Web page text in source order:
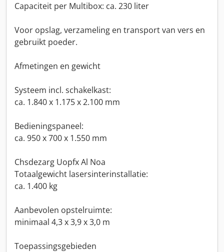
Capaciteit per Multibox: ca. 230 liter
Voor opslag, verzameling en transport van vers en
gebruikt poeder.
Afmetingen en gewicht
Systeem incl. schakelkast:
ca. 1.840 x 1.175 x 2.100 mm
Bedieningspaneel:
ca. 950 x 700 x 1.550 mm
Chsdezarg Uopfx Al Noa
Totaalgewicht lasersinterinstallatie:
ca. 1.400 kg
Aanbevolen opstelruimte:
minimaal 4,3 x 3,9 x 3,0 m
Toepassingsgebieden